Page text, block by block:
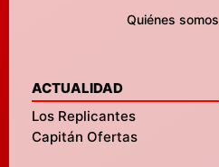
Quiénes somos
ACTUALIDAD
Los Replicantes
Capitán Ofertas